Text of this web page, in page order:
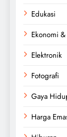
Edukasi
Ekonomi
Elektronik
Fotografi
Gaya
Harga